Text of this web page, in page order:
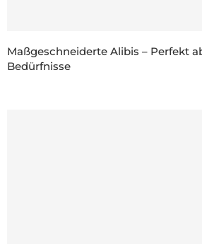
Maßgeschneiderte Alibis – Perfekt
Bedürfnisse